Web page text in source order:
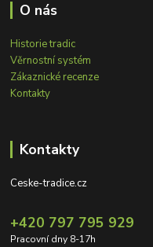
O nás
Historie tradic
Věrnostní systém
Zákaznické recenze
Kontakty
Kontakty
Ceske-tradice.cz
+420 797 795 929
Pracovní dny 8-17h